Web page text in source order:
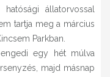
állatorvossal
tartja meg a március
Parkban.
egy hét múlva
majd másnap